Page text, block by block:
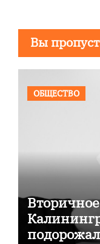
Вы
ОБЩЕСТВО